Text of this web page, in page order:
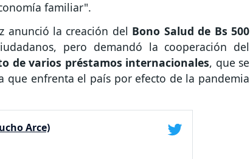
familiar".
anunció la creación del Bono Salud de Bs 500
pero demandó la cooperación del
de varios préstamos internacionales, que se
que enfrenta el país por efecto de la pandemia
Arce)